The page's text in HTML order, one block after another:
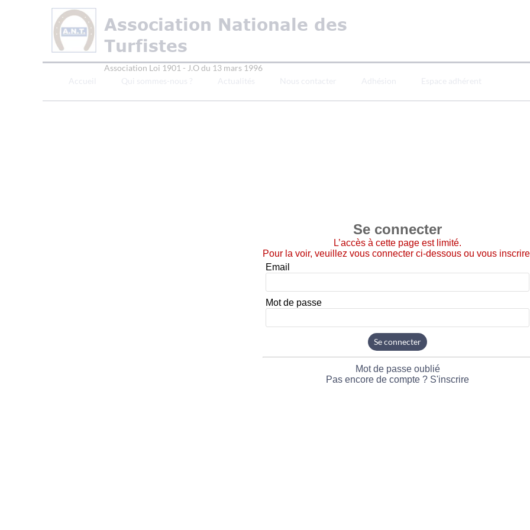
Association Nationale des
Turfistes
Association Loi 1901 - J.O du 13 mars 1996
Accueil
Qui sommes-nous ? Actualités Nous contacter Adhésion Espace adhérent
Se connecter
L’accès à cette page est limité.
Pour la voir, veuillez vous connecter ci-dessous ou vous
Email
Mot de passe
Se connecter
Mot de passe oublié
Pas encore de compte ? S'inscrire